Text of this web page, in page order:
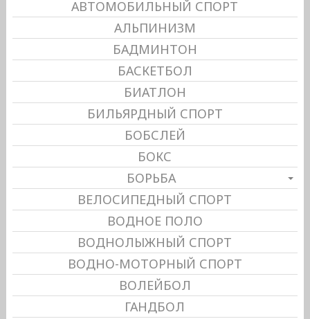
АВТОМОБИЛЬНЫЙ СПОРТ
АЛЬПИНИЗМ
БАДМИНТОН
БАСКЕТБОЛ
БИАТЛОН
БИЛЬЯРДНЫЙ СПОРТ
БОБСЛЕЙ
БОКС
БОРЬБА
ВЕЛОСИПЕДНЫЙ СПОРТ
ВОДНОЕ ПОЛО
ВОДНОЛЫЖНЫЙ СПОРТ
ВОДНО-МОТОРНЫЙ СПОРТ
ВОЛЕЙБОЛ
ГАНДБОЛ